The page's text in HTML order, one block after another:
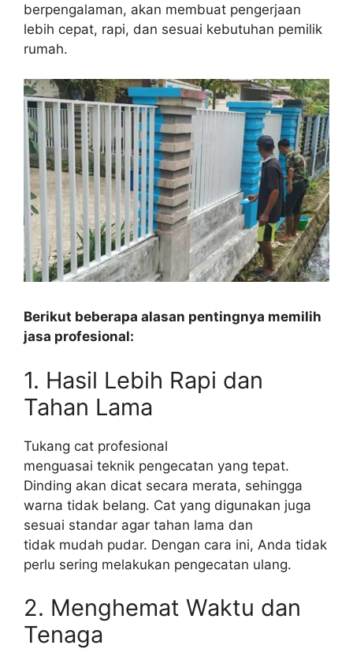
berpengalaman, akan membuat pengerjaan
lebih cepat, rapi, dan sesuai kebutuhan pemilik
rumah.
Berikut beberapa alasan pentingnya memilih
jasa profesional:
1. Hasil Lebih Rapi dan
Tahan Lama
Tukang cat profesional
menguasai teknik pengecatan yang tepat.
Dinding akan dicat secara merata, sehingga
warna tidak belang. Cat yang digunakan juga
sesuai standar agar tahan lama dan
tidak mudah pudar. Dengan cara ini, Anda tidak
perlu sering melakukan pengecatan ulang.
2. Menghemat Waktu dan
Tenaga